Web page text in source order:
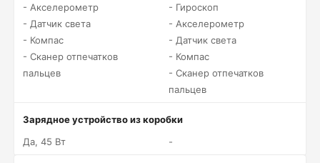
- Акселерометр
- Датчик света
- Компас
- Сканер отпечатков
пальцев
- Гироскоп
- Акселерометр
- Датчик света
- Компас
- Сканер отпечатков
пальцев
Зарядное устройство из коробки
Да, 45 Вт
-